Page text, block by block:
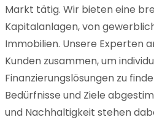
Markt tätig. Wir bieten eine
Kapitalanlagen, von
Immobilien. Unsere Experten
Kunden zusammen, um
Finanzierungslösungen zu
Bedürfnisse und Ziele
und Nachhaltigkeit stehen